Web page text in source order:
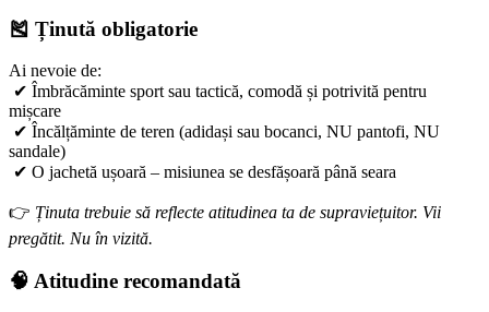
🎽 Ținută obligatorie
Ai nevoie de:
✔ Îmbrăcăminte sport sau tactică, comodă și potrivită pentru
mișcare
✔ Încălțăminte de teren (adidași sau bocanci, NU pantofi, NU
sandale)
✔ O jachetă ușoară – misiunea se desfășoară până seara
👉 Ținuta trebuie să reflecte atitudinea ta de supraviețuitor. Vii
pregătit. Nu în vizită.
🧠 Atitudine recomandată